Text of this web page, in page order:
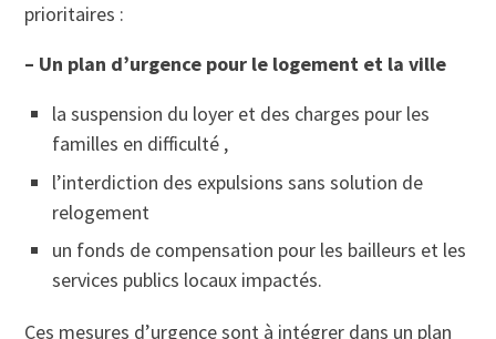
prioritaires :
– Un plan d’urgence pour le logement et la ville
la suspension du loyer et des charges pour les
familles en difficulté ,
l’interdiction des expulsions sans solution de
relogement
un fonds de compensation pour les bailleurs et les
services publics locaux impactés.
Ces mesures d’urgence sont à intégrer dans un plan